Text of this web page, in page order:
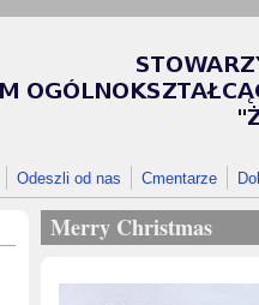
Odeszli od nas Cmentarze
Merry Christmas